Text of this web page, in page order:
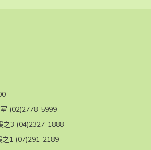
(02)2778-5999
之3 (04)2327-1888
之1 (07)291-2189